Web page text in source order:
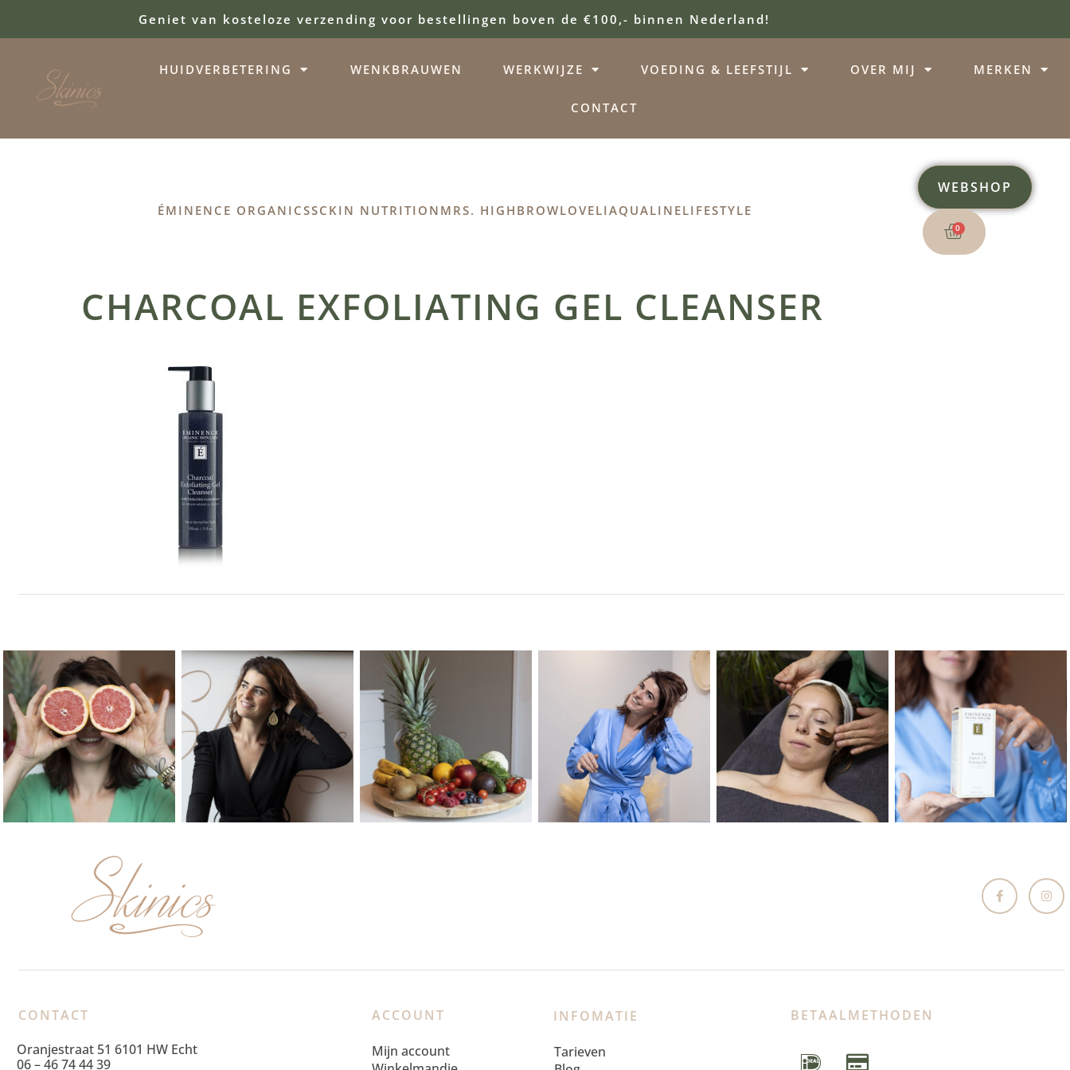
Geniet van kosteloze verzending voor bestellingen boven de €100,- binnen Nederland!
HUIDVERBETERING WENKBRAUWEN WERKWIJZE VOEDING & LEEFSTIJL OVER MIJ MERKEN
CONTACT
ÉMINENCE ORGANICSSCKIN NUTRITION MRS. HIGHBROWLOVELIAQUALINELIFESTYLE
WEBSHOP
0
CHARCOAL EXFOLIATING GEL CLEANSER
CONTACT
Oranjestraat 51 6101 HW Echt
06 – 46 74 44 39
ACCOUNT
Mijn account
INFOMATIE
Tarieven
BETAALMETHODEN